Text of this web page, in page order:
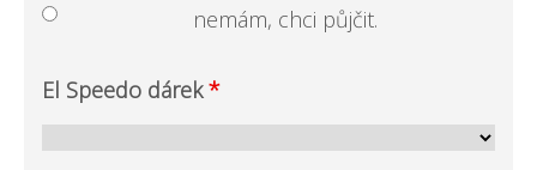
nemám, chci půjčit.
El Speedo dárek*